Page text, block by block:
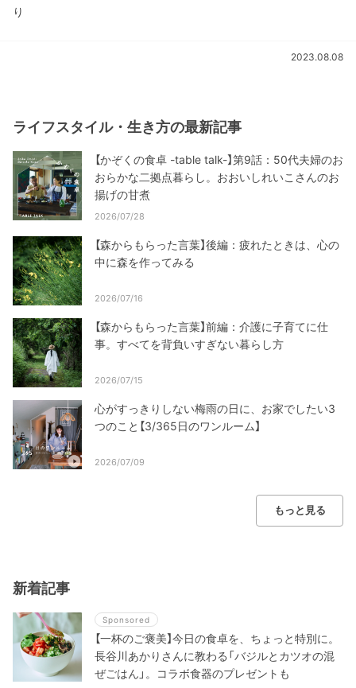
り
2023.08.08
ライフスタイル・生き方の最新記事
【かぞくの食卓 -table talk-】第9話：50代夫婦のお
おらかな二拠点暮らし。おおいしれいこさんのお
揚げの甘煮
2026/07/28
【森からもらった言葉】後編：疲れたときは、心の
中に森を作ってみる
2026/07/16
【森からもらった言葉】前編：介護に子育てに仕
事。すべてを背負いすぎない暮らし方
2026/07/15
心がすっきりしない梅雨の日に、お家でしたい3
つのこと【3/365日のワンルーム】
2026/07/09
もっと見る
新着記事
Sponsored
【一杯のご褒美】今日の食卓を、ちょっと特別に。
長谷川あかりさんに教わる「バジルとカツオの混
ぜごはん」。コラボ食器のプレゼントも